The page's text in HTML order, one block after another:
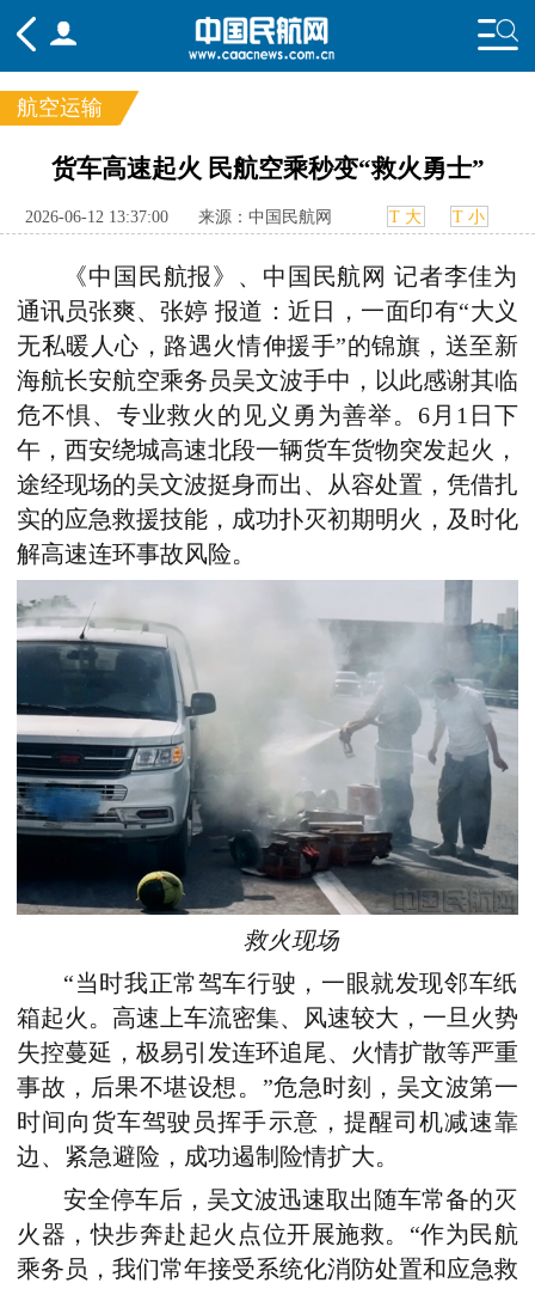
频道
国内 国际
行业
航空运输
货车高速起火 民航空乘秒变“救火勇士”
2026-06-12 13:37:00 来源：中国民航网 T 大 T 小
《中国民航报》、中国民航网 记者李佳为
通讯员张爽、 张婷 报道： 近日，一面印有“大义
无私暖人心，路遇火情伸援手”的锦旗，送至新
海航长安航空乘务员吴文波手中，以此感谢其临
危不惧、专业救火的见义勇为善举。6月1日下
午，西安绕城高速北段一辆货车货物突发起火，
途经现场的吴文波挺身而出、从容处置，凭借扎
实的应急救援技能，成功扑灭初期明火，及时化
解高速连环事故风险。
救火现场
“当时我正常驾车行驶，一眼就发现邻车纸
箱起火。高速上车流密集、风速较大，一旦火势
失控蔓延，极易引发连环追尾、火情扩散等严重
事故，后果不堪设想。”危急时刻，吴文波第一
时间向货车驾驶员挥手示意，提醒司机减速靠
边、紧急避险，成功遏制险情扩大。
安全停车后，吴文波迅速取出随车常备的灭
火器，快步奔赴起火点位开展施救。“作为民航
乘务员，我们常年接受系统化消防处置和应急救